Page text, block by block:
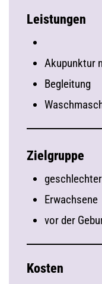
Leistungen
Akupunktur
Begleitung
Zielgruppe
Erwachsene
vor der
Kosten